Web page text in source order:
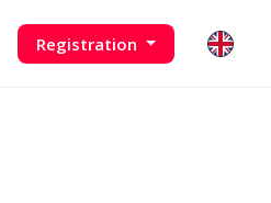
Registration